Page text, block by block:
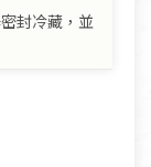
封冷藏，並